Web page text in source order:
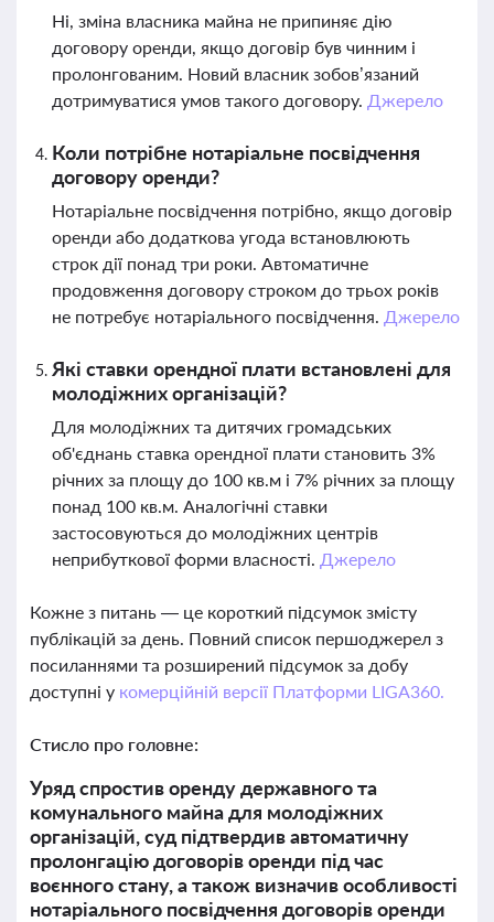
Ні, зміна власника майна не припиняє дію
договору оренди, якщо договір був чинним і
пролонгованим. Новий власник зобов’язаний
дотримуватися умов такого договору. Джерело
Коли потрібне нотаріальне посвідчення
договору оренди?
Нотаріальне посвідчення потрібно, якщо договір
оренди або додаткова угода встановлюють
строк дії понад три роки. Автоматичне
продовження договору строком до трьох років
не потребує нотаріального посвідчення. Джерело
Які ставки орендної плати встановлені для
молодіжних організацій?
Для молодіжних та дитячих громадських
об'єднань ставка орендної плати становить 3%
річних за площу до 100 кв.м і 7% річних за площу
понад 100 кв.м. Аналогічні ставки
застосовуються до молодіжних центрів
неприбуткової форми власності. Джерело
Кожне з питань — це короткий підсумок змісту
публікацій за день. Повний список першоджерел з
посиланнями та розширений підсумок за добу
доступні у комерційній версії Платформи LIGA360.
Стисло про головне:
Уряд спростив оренду державного та
комунального майна для молодіжних
організацій, суд підтвердив автоматичну
пролонгацію договорів оренди під час
воєнного стану, а також визначив особливості
нотаріального посвідчення договорів оренди